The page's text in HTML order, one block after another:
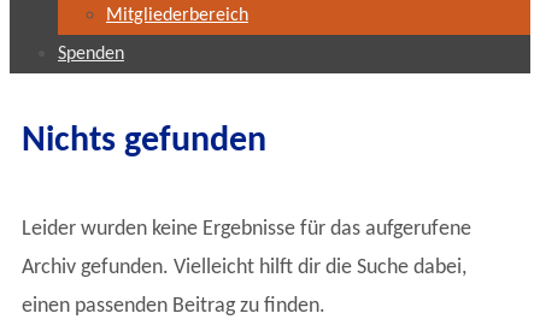
Mitgliederbereich
Spenden
Nichts gefunden
Leider wurden keine Ergebnisse für das aufgerufene
Archiv gefunden. Vielleicht hilft dir die Suche dabei,
einen passenden Beitrag zu finden.